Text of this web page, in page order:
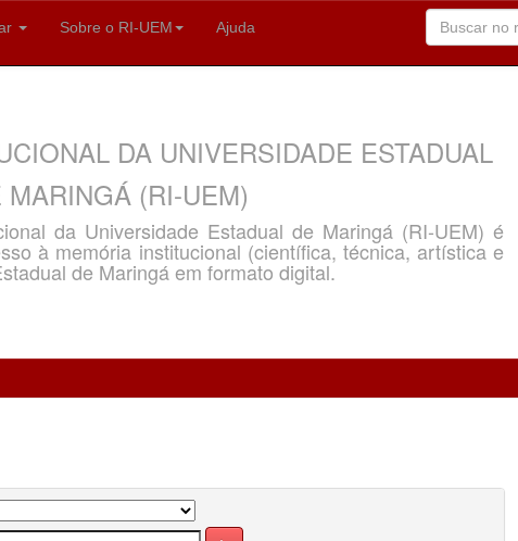
Sobre o RI-UEM Ajuda
DA UNIVERSIDADE ESTADUAL
MARINGÁ (RI-UEM)
da Universidade Estadual de Maringá (RI-UEM) é
à memória institucional (científica, técnica, artística e
de Maringá em formato digital.